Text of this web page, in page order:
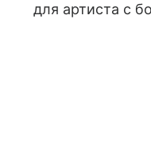
для артиста с